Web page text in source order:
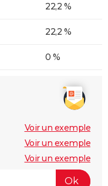
22,2 %
22,2 %
0 %
Voir un exemple
Voir un exemple
Voir un exemple